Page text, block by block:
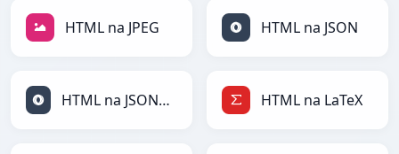
HTML na JPEG HTML na JSON
HTML na JSONLines HTML na LaTeX